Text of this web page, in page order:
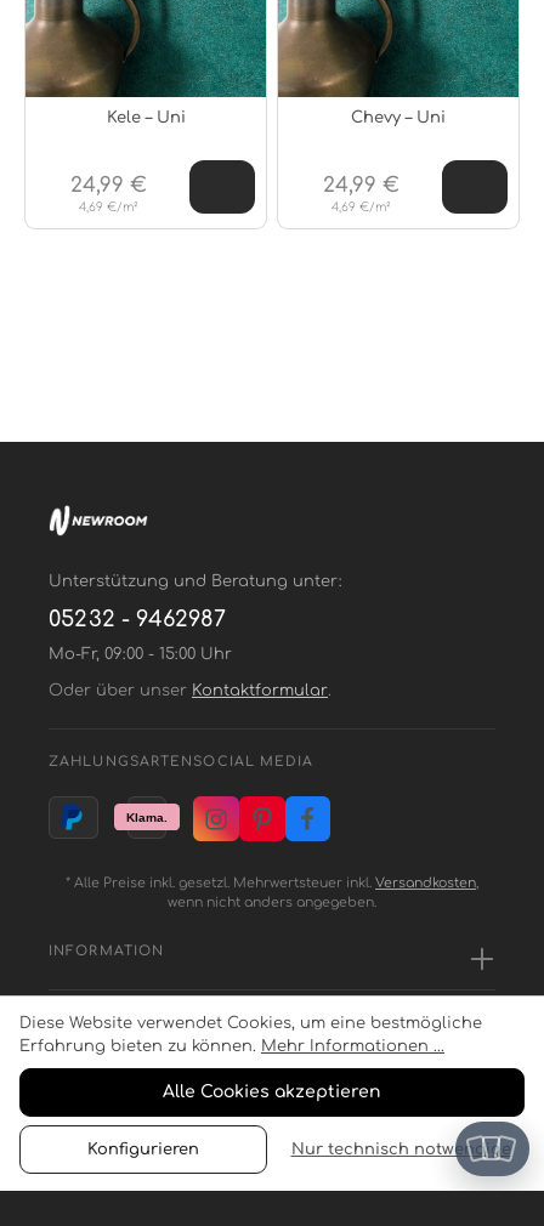
Kele – Uni
4,69 €/m²
24,99 €
Chevy – Uni
4,69 €/m²
24,99 €
Unterstützung und Beratung unter:
05232 - 9462987
Mo-Fr, 09:00 - 15:00 Uhr
Oder über unser Kontaktformular.
ZAHLUNGSARTEN SOCIAL MEDIA
* Alle Preise inkl. gesetzl. Mehrwertsteuer inkl. Versandkosten,
wenn nicht anders angegeben.
INFORMATION
SERVICE
Diese Website verwendet Cookies, um eine bestmögliche
Erfahrung bieten zu können. Mehr Informationen ...
Alle Cookies akzeptieren
Konfigurieren Nur technisch notwendige